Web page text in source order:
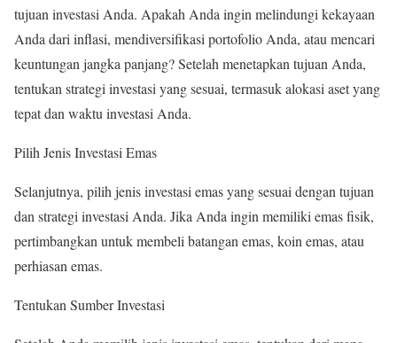
tujuan investasi Anda. Apakah Anda ingin melindungi kekayaan
Anda dari inflasi, mendiversifikasi portofolio Anda, atau mencari
keuntungan jangka panjang? Setelah menetapkan tujuan Anda,
tentukan strategi investasi yang sesuai, termasuk alokasi aset yang
tepat dan waktu investasi Anda.
Pilih Jenis Investasi Emas
Selanjutnya, pilih jenis investasi emas yang sesuai dengan tujuan
dan strategi investasi Anda. Jika Anda ingin memiliki emas fisik,
pertimbangkan untuk membeli batangan emas, koin emas, atau
perhiasan emas.
Tentukan Sumber Investasi